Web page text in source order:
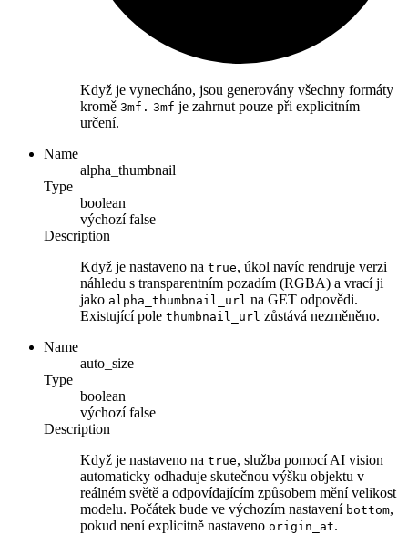
Když je vynecháno, jsou generovány všechny formáty
kromě 3mf. 3mf je zahrnut pouze při explicitním
určení.
Name
alpha_thumbnail
Type
boolean
výchozí false
Description
Když je nastaveno na true, úkol navíc rendruje verzi
náhledu s transparentním pozadím (RGBA) a vrací ji
jako alpha_thumbnail_url na GET odpovědi.
Existující pole thumbnail_url zůstává nezměněno.
Name
auto_size
Type
boolean
výchozí false
Description
Když je nastaveno na true, služba pomocí AI vision
automaticky odhaduje skutečnou výšku objektu v
reálném světě a odpovídajícím způsobem mění velikost
modelu. Počátek bude ve výchozím nastavení bottom,
pokud není explicitně nastaveno origin_at.